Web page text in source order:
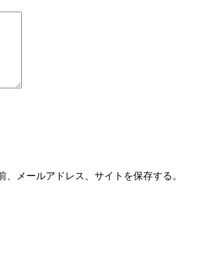
メールアドレス、サイトを保存する。